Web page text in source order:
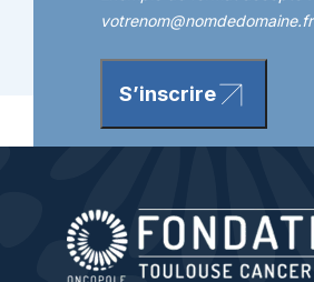
votrenom@nomdedomaine.fr
S’inscrire